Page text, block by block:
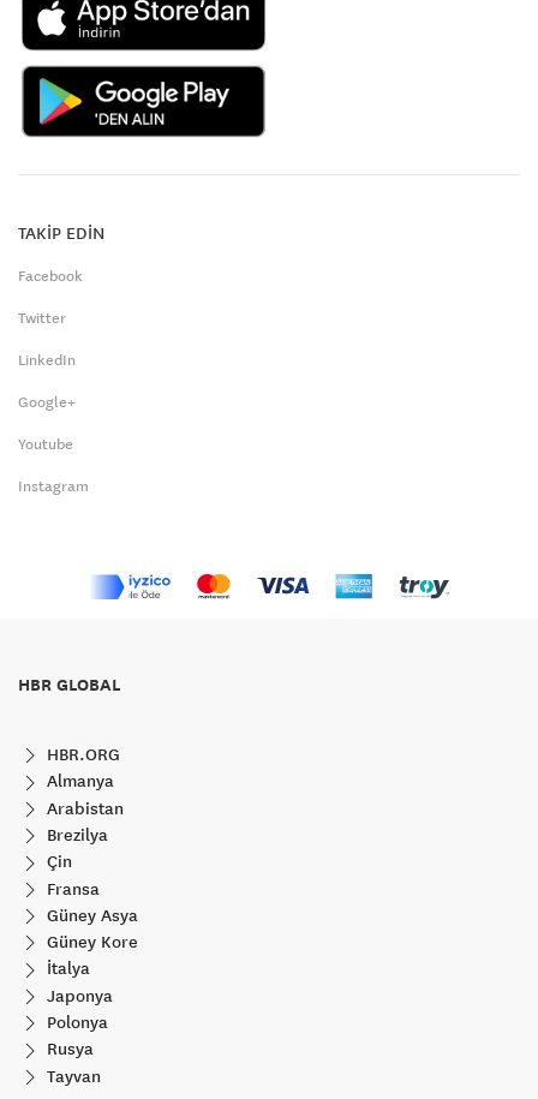
TAKİP EDİN
Facebook
Twitter
LinkedIn
Google+
Youtube
Instagram
HBR GLOBAL
HBR.ORG
Almanya
Arabistan
Brezilya
Çin
Fransa
Güney Asya
Güney Kore
İtalya
Japonya
Polonya
Rusya
Tayvan